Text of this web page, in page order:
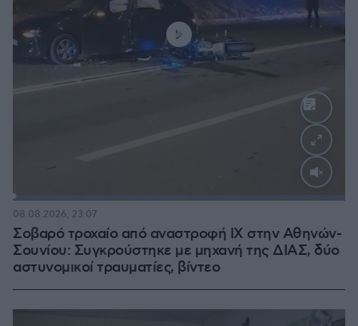
Σοβαρό τροχαίο από αναστροφή ΙΧ στην Αθηνών-
Σουνίου: Συγκρούστηκε με μηχανή της ΔΙΑΣ, δύο
αστυνομικοί τραυματίες, βίντεο
08.08.2026, 23:07